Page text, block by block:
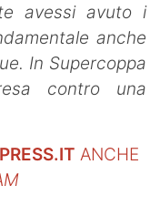
avessi avuto i
anche
In Supercoppa
contro una
ANCHE